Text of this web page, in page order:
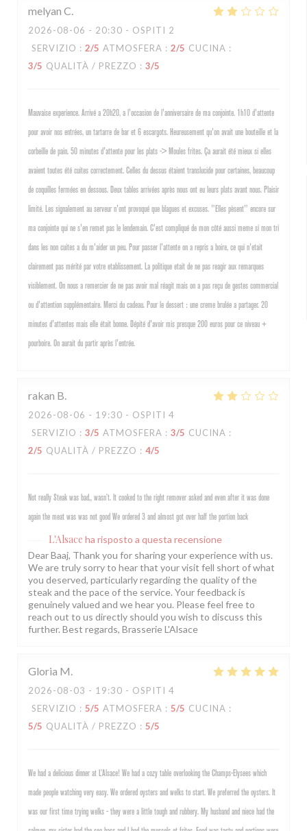
melyan C
2026-08-06 - 20:30 - OSPITI 2
SERVIZIO : 2/5 ATMOSFERA : 2/5 CUCINA :
3/5 QUALITÀ / PREZZO : 3/5
Mauvaise experience. Arrivé a 20h20, a l'occasion de l'anniversaire de ma conjointe. 1h10 d'attente
pour avoir nos entrées, un tartarre de bar et 6 escargots. Heureusement qu'on avait une bouteille et la
corbeille de pain. 50 minutes d'attente pour les plats -> Moules frites. Ça aurait été mieux si elles
avaient toutes été cuites correctement. Celles du dessus étaient translucide pour certaines, beaucoup
de coquilles fermées en dessous. Deux tables arrivées après nous ont eu leurs plats avant nous. Plaisir
limité. Les signalement au serveur n'ont provoqué que blagues et excuses. "Elles pèsent" encore sur
ma conjointe qui ne s'en remet pas le lendemain. C'est compliqué de mon côté aussi meme si mon tri
dans les non cuites a du m'aider un peu. Pour passer l'attente on a repris a boire, ce qui n'etait
clairement pas mérité par votre etablissement. La politique etait de ne pas reagir aux remarques
visiblement. On nous a remercier de ne pas avoir mal réagit mais on a pas reçu de gestes commercial
ou d'attention supplémentaire. Merci du cadeau. Pour le dessert : une creme brulée a partager. 20
minutes d'attentes mais elle était bonne. Dépité d'avoir mis presque 200 euros pour ce niveau +
pourboire. On aurait du partir après l'entrée.
rakan B
2026-08-06 - 19:30 - OSPITI 4
SERVIZIO : 3/5 ATMOSFERA : 3/5 CUCINA :
2/5 QUALITÀ / PREZZO : 4/5
Not really Steak was bad,, wasn’t. It cooked to the right remover asked and even after it was done
again the meat was was not good We ordered 3 and almost got over half the portion back
L'Alsace ha risposto a questa recensione
Dear Baaj, Thank you for sharing your experience with us.
We are truly sorry to hear that your visit fell short of what
you deserved, particularly regarding the quality of the
steak and the pace of the service. Your feedback is
genuinely valued and we hear you. Please feel free to
reach out to us directly should you wish to discuss this
further. Best regards, Brasserie L'Alsace
Gloria M
2026-08-03 - 19:30 - OSPITI 4
SERVIZIO : 5/5 ATMOSFERA : 5/5 CUCINA :
5/5 QUALITÀ / PREZZO : 5/5
We had a delicious dinner at L’Alsace! We had a cozy table overlooking the Champs-Elysees which
made people watching very easy. We ordered oysters and welks to start. We preferred the oysters. It
was our first time trying welks - they were a little tough and rubbery. My husband and niece had the